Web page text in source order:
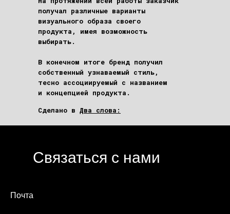
получал различные варианты
визуального образа своего
продукта, имея возможность
выбирать.
В конечном итоге бренд получил
собственный узнаваемый стиль,
тесно ассоциируемый с названием
и концепцией продукта.
Сделано в Два слова:
Связаться с нами
Почта